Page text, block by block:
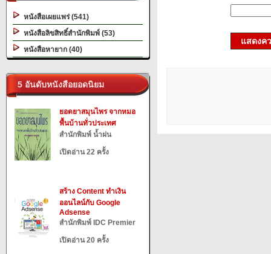
หนังสือเผยแพร่ (541)
หนังสือลิขสิทธิ์สำนักพิมพ์ (53)
หนังสือหายาก (40)
5 อันดับหนังสือยอดนิยม
ยอดยาสมุนไพร จากหมอ
พื้นบ้านทั่วประเทศ
สำนักพิมพ์ น้ำฝน
เปิดอ่าน 22 ครั้ง
สร้าง Content ทำเงิน
ออนไลน์กับ Google
Adsense
สำนักพิมพ์ IDC Premier
เปิดอ่าน 20 ครั้ง
แสดงค